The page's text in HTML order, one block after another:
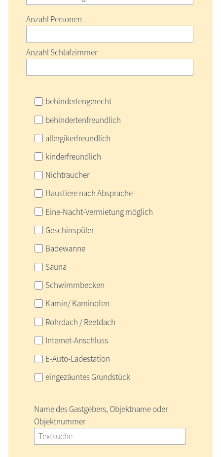
Anzahl Personen
Anzahl Schlafzimmer
behindertengerecht
behindertenfreundlich
allergikerfreundlich
kinderfreundlich
Nichtraucher
Haustiere nach Absprache
Eine-Nacht-Vermietung möglich
Geschirrspüler
Badewanne
Sauna
Schwimmbecken
Kamin/ Kaminofen
Rohrdach / Reetdach
Internet-Anschluss
E-Auto-Ladestation
eingezäuntes Grundstück
Name des Gastgebers, Objektname oder
Objektnummer